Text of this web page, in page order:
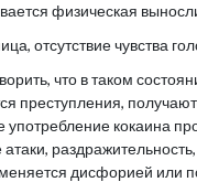
физическая
отсутствие чувства
что в таком
преступления,
употребление кокаина
атаки,
дисфорией или